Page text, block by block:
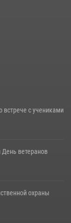
при
с учениками
ветеранов
охраны